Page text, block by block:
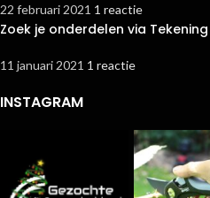
22 februari 2021 1 reactie
Zoek je onderdelen via Tekening
11 januari 2021 1 reactie
INSTAGRAM